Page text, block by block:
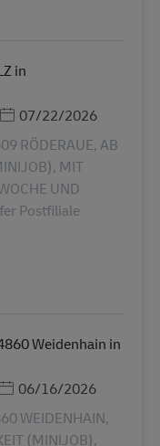
in
Posted Date
07/22/2026
RÖDERAUE, AB
MIT
UND
Postfiliale
Weidenhain in
Posted Date
06/16/2026
WEIDENHAIN,
(MINIJOB),